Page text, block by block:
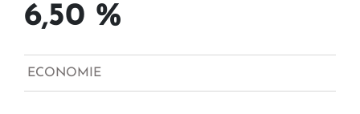
6,50 %
ECONOMIE